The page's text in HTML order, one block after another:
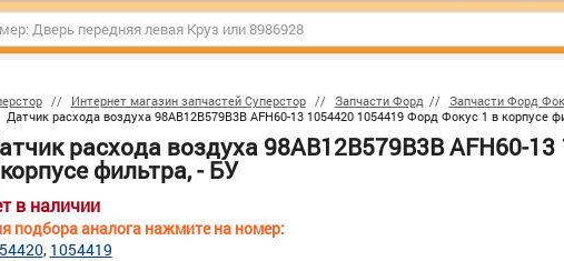
Интернет магазин запчастей Суперстор Запчасти Форд
Запчасти Форд
Датчик расхода воздуха 98AB12B579B3B AFH60-13 1054420 1054419 Форд Фокус 1 в корпусе
расхода воздуха 98AB12B579B3B AFH60-
фильтра, - БУ
в наличии
подбора аналога нажмите на номер:
1054419